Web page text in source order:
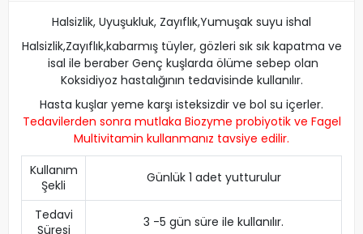
Halsizlik, Uyuşukluk, Zayıflık,Yumuşak suyu ishal
Halsizlik,Zayıflık,kabarmış tüyler, gözleri sık sık kapatma ve
isal ile beraber Genç kuşlarda ölüme sebep olan
Koksidiyoz hastalığının tedavisinde kullanılır.
Hasta kuşlar yeme karşı isteksizdir ve bol su içerler.
Tedavilerden sonra mutlaka Biozyme probiyotikve Fagel
Multivitamin kullanmanız tavsiye edilir.
Kullanım
Şekli
Günlük 1 adet yutturulur
Tedavi
Süresi
3 -5 gün süre ile kullanılır.